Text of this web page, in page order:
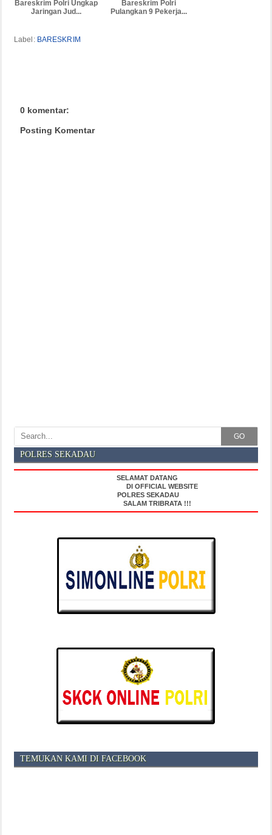
Bareskrim Polri Ungkap
Jaringan Jud...
Bareskrim Polri
Pulangkan 9 Pekerja...
Label: BARESKRIM
0 komentar:
Posting Komentar
GO
POLRES SEKADAU
SELAMAT DATANG
DI OFFICIAL WEBSITE
POLRES SEKADAU
SALAM TRIBRATA !!!
TEMUKAN KAMI DI FACEBOOK